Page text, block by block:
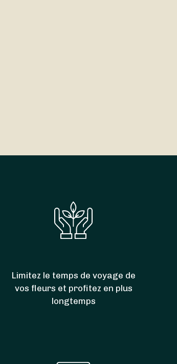
Pinet,Le PertuisetBessamorel.
Limitez le temps de voyage de
vos fleurs et profitez en plus
longtemps